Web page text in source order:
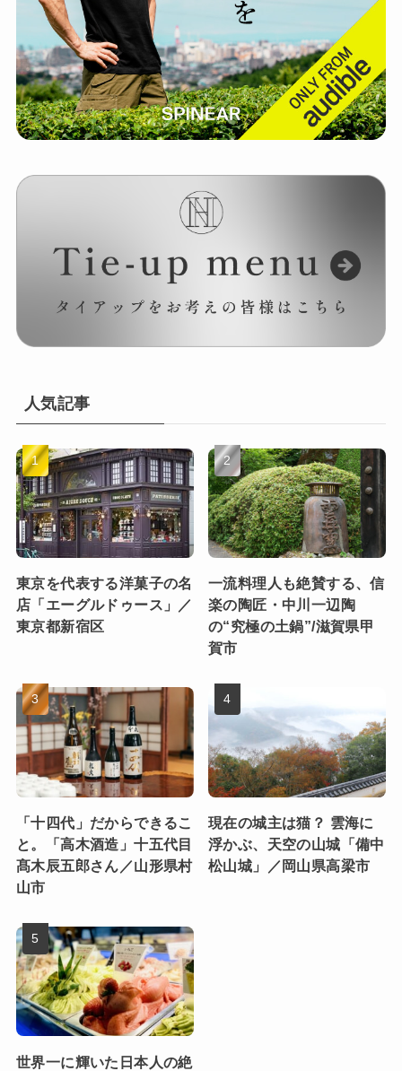
人気記事
東京を代表する洋菓子の名
店「エーグルドゥース」／
東京都新宿区
一流料理人も絶賛する、信
楽の陶匠・中川一辺陶
の“究極の土鍋”/滋賀県甲
賀市
「十四代」だからできるこ
と。「高木酒造」十五代目
髙木辰五郎さん／山形県村
山市
現在の城主は猫？ 雲海に
浮かぶ、天空の山城「備中
松山城」／岡山県高梁市
世界一に輝いた日本人の絶